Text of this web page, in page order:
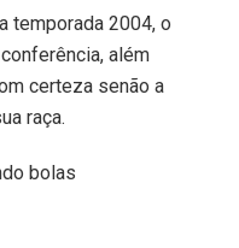
temporada 2004, o
além
certeza senão a
raça.
bolas